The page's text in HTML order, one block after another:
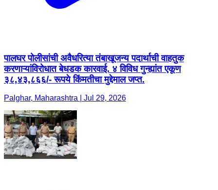
पालघर पोलीसांची अवैधरित्या तंबाखूजन्य पदार्थाची वाहतुक
करणाऱ्यांविरोधात बेधडक कारवाई. ४ विविध गुन्ह्यांत एकूण
३८,४३,८६६/- रूपये किंमतीचा मुद्देमाल जप्त.
Palghar, Maharashtra | Jul 29, 2026